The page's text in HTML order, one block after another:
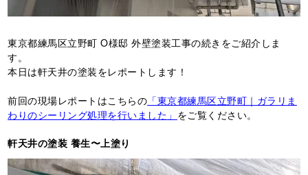
東京都練馬区立野町 O様邸 外壁塗装工事の続きをご紹介しま
す。
本日は軒天井の塗装をレポートします！
前回の現場レポートはこちらの 「東京都練馬区立野町｜ガラリま
わりのシーリング処理を行いました」 をご覧ください。
軒天井の塗装 養生〜上塗り